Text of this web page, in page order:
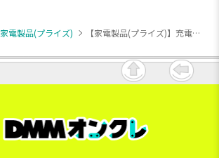
家電製品(プライズ) 【家電製品(プライズ)】充電式ノーズトリマー